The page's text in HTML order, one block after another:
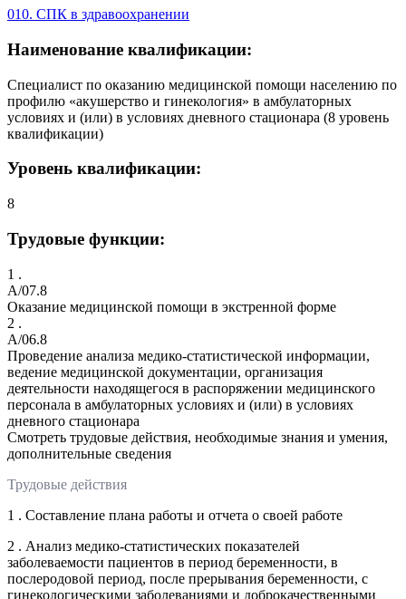
010. СПК в здравоохранении
Наименование квалификации:
Специалист по оказанию медицинской помощи населению по
профилю «акушерство и гинекология» в амбулаторных
условиях и (или) в условиях дневного стационара (8 уровень
квалификации)
Уровень квалификации:
8
Трудовые функции:
1 .
A/07.8
Оказание медицинской помощи в экстренной форме
2 .
A/06.8
Проведение анализа медико-статистической информации,
ведение медицинской документации, организация
деятельности находящегося в распоряжении медицинского
персонала в амбулаторных условиях и (или) в условиях
дневного стационара
Смотреть трудовые действия, необходимые знания и умения,
дополнительные сведения
Трудовые действия
1 . Составление плана работы и отчета о своей работе
2 . Анализ медико-статистических показателей
заболеваемости пациентов в период беременности, в
послеродовой период, после прерывания беременности, с
гинекологическими заболеваниями и доброкачественными